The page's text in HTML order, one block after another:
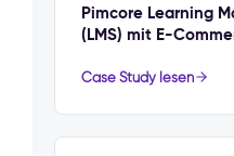
Pimcore Learning
(LMS) mit E-
Case Study lesen